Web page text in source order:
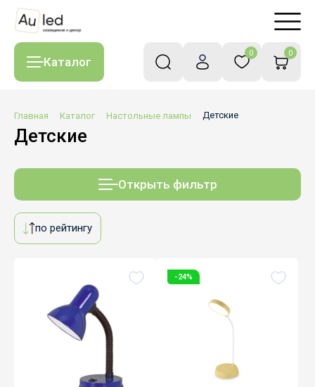
Каталог
0 0
Главная Каталог Настольные лампы Детские
Детские
Открыть фильтр
по рейтингу
-24%